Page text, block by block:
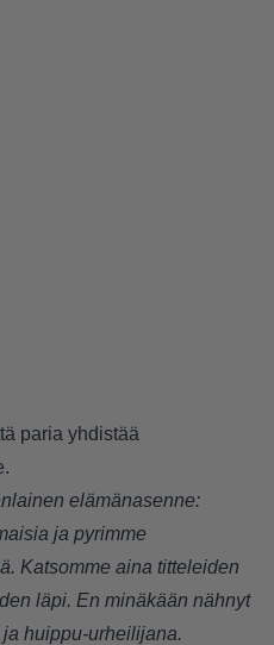
paria yhdistää
elämänasenne:
ja pyrimme
Katsomme aina titteleiden
läpi. En minäkään nähnyt
huippu-urheilijana.